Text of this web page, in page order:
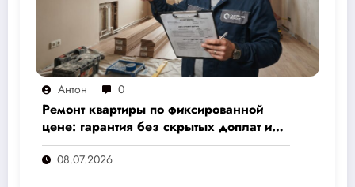
Антон 0
Ремонт квартиры по фиксированной
цене: гарантия без скрытых доплат и
переплат
08.07.2026